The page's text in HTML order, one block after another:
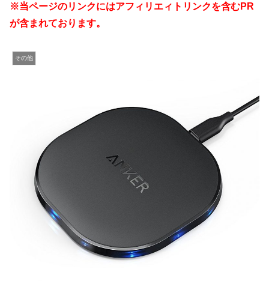
※当ページのリンクにはアフィリエィトリンクを含むPR
が含まれております。
その他